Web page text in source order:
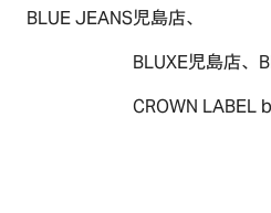
BLUE JEANS児島店、
BLUXE児島店、BLUE
CROWN LABEL by
BRAND/SHOP